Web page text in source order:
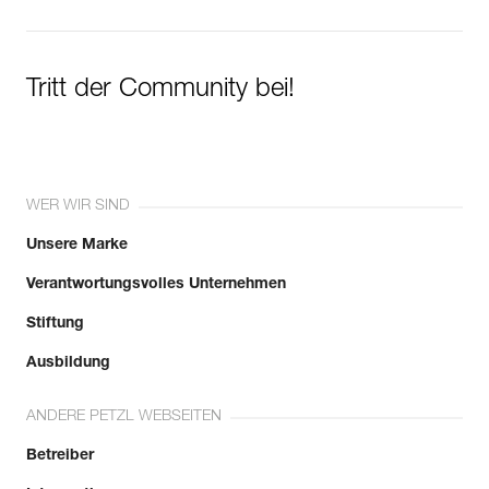
Tritt der Community bei!
WER WIR SIND
Unsere Marke
Verantwortungsvolles Unternehmen
Stiftung
Ausbildung
ANDERE PETZL WEBSEITEN
Betreiber